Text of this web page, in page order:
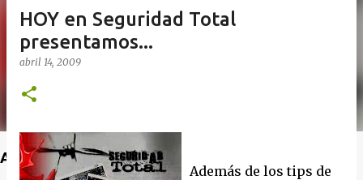
Anuncio
HOY en Seguridad Total
presentamos...
abril 14, 2009
Además de los tips de